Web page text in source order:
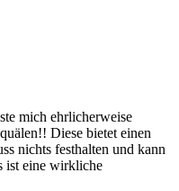
mich ehrlicherweise
Diese bietet einen
nichts festhalten und kann
ist eine wirkliche